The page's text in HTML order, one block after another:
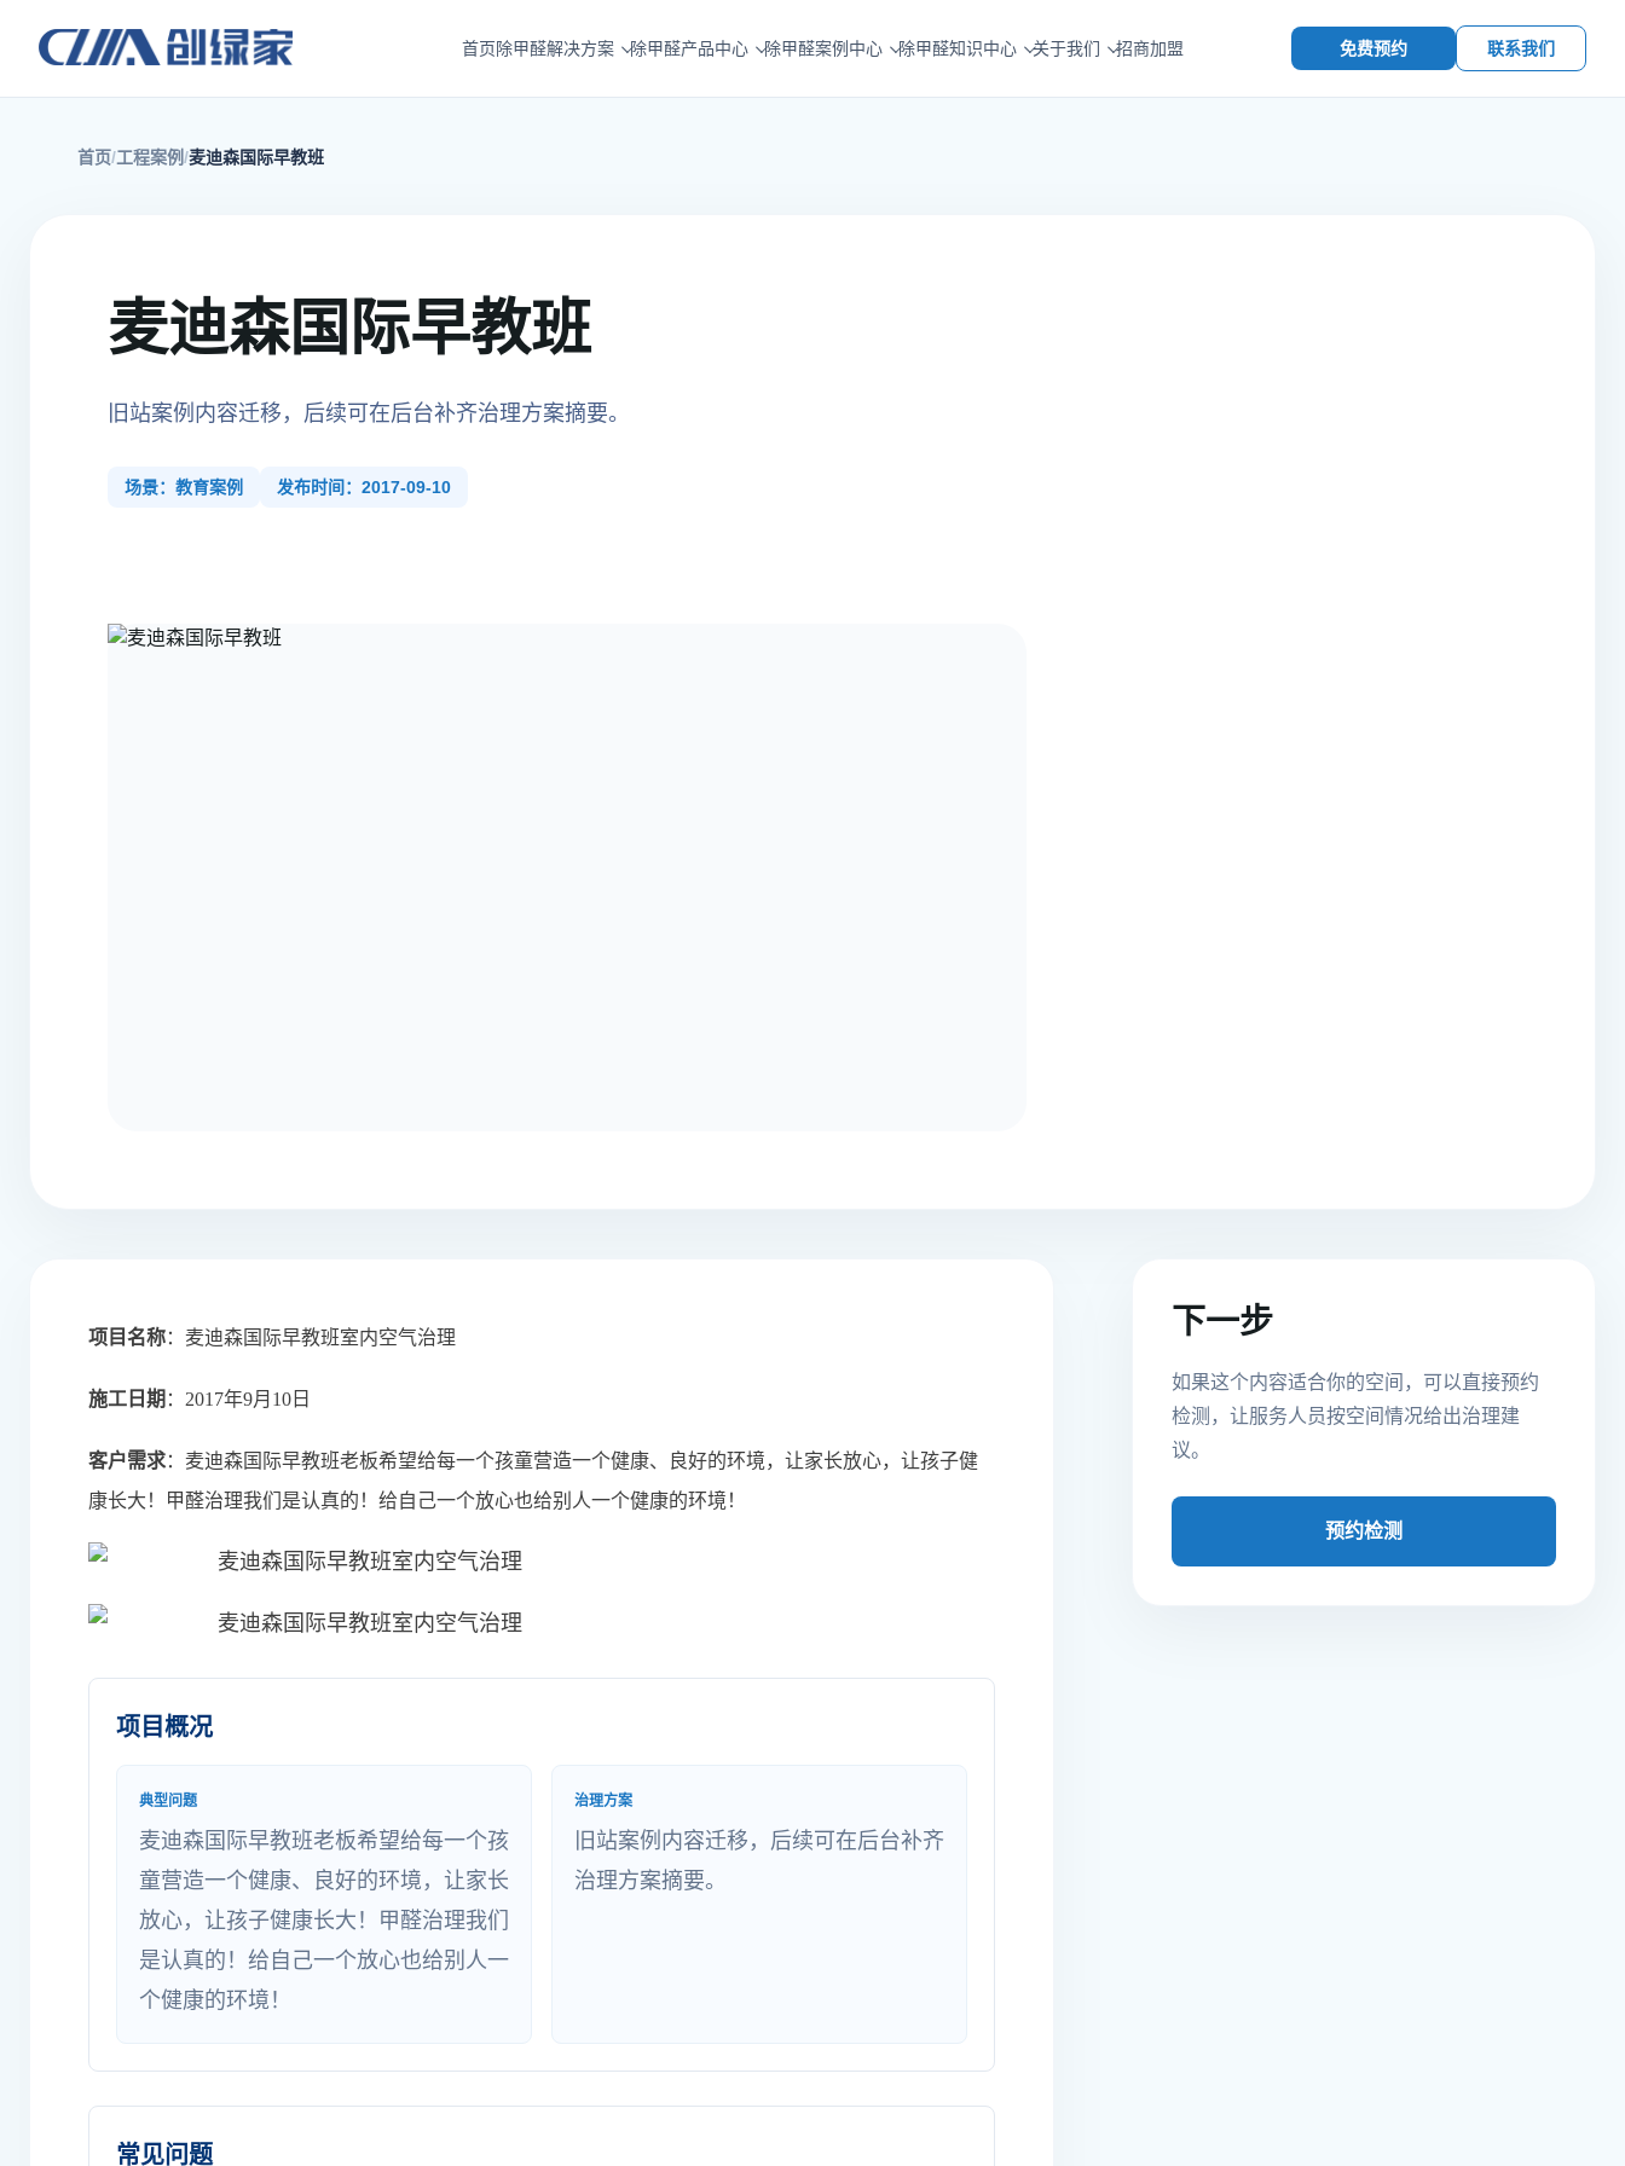
首页除甲醛解决方案 除甲醛产品中心 除甲醛案例中心 除甲醛知识中心 关于我们 招商加盟 免费预约 联系我们
首页 工程案例 麦迪森国际早教班
麦迪森国际早教班
旧站案例内容迁移，后续可在后台补齐治理方案摘要。
场景：教育案例 发布时间：2017-09-10
项目名称：麦迪森国际早教班室内空气治理
施工日期 ：2017年9月10日
客户需求： 麦迪森国际早教班老板希望给每一个孩童营造一个健康、良好的环境，让家长放心，让孩子健
康长大！甲醛治理我们是认真的！给自己一个放心也给别人一个健康的环境！
项目概况
典型问题
麦迪森国际早教班老板希望给每一个孩
童营造一个健康、良好的环境，让家长
放心，让孩子健康长大！甲醛治理我们
是认真的！给自己一个放心也给别人一
个健康的环境！
治理方案
旧站案例内容迁移，后续可在后台补齐
治理方案摘要。
常见问题
下一步
如果这个内容适合你的空间，可以直接预约
检测，让服务人员按空间情况给出治理建
议。
预约检测